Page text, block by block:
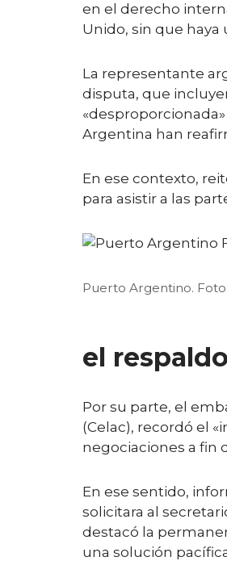
en el derecho
Unido, sin que
La representante
disputa, que
Argentina han
En ese contexto,
para asistir a las
Puerto Argentino.
el
Por su parte, el
(Celac), recordó el
negociaciones a fin
En ese sentido,
solicitara al
destacó la
una solución